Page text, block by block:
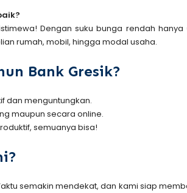
Dengan suku bunga rendah hanya
rumah, mobil, hingga modal usaha.
Bank Gresik?
dan menguntungkan.
maupun secara online.
semuanya bisa!
semakin mendekat, dan kami siap